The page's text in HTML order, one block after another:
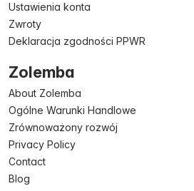
Ustawienia konta
Zwroty
Deklaracja zgodności PPWR
Zolemba
About Zolemba
Ogólne Warunki Handlowe
Zrównoważony rozwój
Privacy Policy
Contact
Blog